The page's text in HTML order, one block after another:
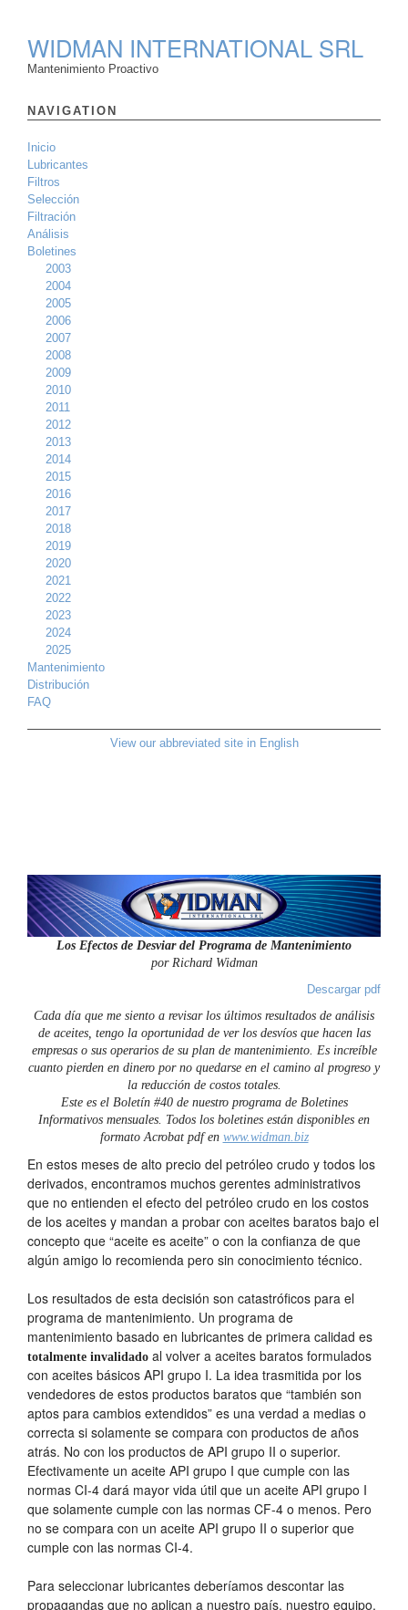
WIDMAN INTERNATIONAL SRL
Mantenimiento Proactivo
NAVIGATION
Inicio
Lubricantes
Filtros
Selección
Filtración
Análisis
Boletines
2003
2004
2005
2006
2007
2008
2009
2010
2011
2012
2013
2014
2015
2016
2017
2018
2019
2020
2021
2022
2023
2024
2025
Mantenimiento
Distribución
FAQ
View our abbreviated site in English
Los Efectos de Desviar del Programa de Mantenimiento
por Richard Widman
Descargar pdf
Cada día que me siento a revisar los últimos resultados de análisis
de aceites, tengo la oportunidad de ver los desvíos que hacen las
empresas o sus operarios de su plan de mantenimiento. Es increíble
cuanto pierden en dinero por no quedarse en el camino al progreso y
la reducción de costos totales.
Este es el Boletín #40 de nuestro programa de Boletines
Informativos mensuales. Todos los boletines están disponibles en
formato Acrobat pdf en www.widman.biz
En estos meses de alto precio del petróleo crudo y todos los
derivados, encontramos muchos gerentes administrativos
que no entienden el efecto del petróleo crudo en los costos
de los aceites y mandan a probar con aceites baratos bajo el
concepto que “aceite es aceite” o con la confianza de que
algún amigo lo recomienda pero sin conocimiento técnico.
Los resultados de esta decisión son catastróficos para el
programa de mantenimiento. Un programa de
mantenimiento basado en lubricantes de primera calidad es
totalmente invalidado al volver a aceites baratos formulados
con aceites básicos API grupo I. La idea trasmitida por los
vendedores de estos productos baratos que “también son
aptos para cambios extendidos” es una verdad a medias o
correcta si solamente se compara con productos de años
atrás. No con los productos de API grupo II o superior.
Efectivamente un aceite API grupo I que cumple con las
normas CI-4 dará mayor vida útil que un aceite API grupo I
que solamente cumple con las normas CF-4 o menos. Pero
no se compara con un aceite API grupo II o superior que
cumple con las normas CI-4.
Para seleccionar lubricantes deberíamos descontar las
propagandas que no aplican a nuestro país, nuestro equipo,